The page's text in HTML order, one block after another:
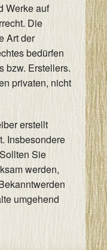
Werke auf
Die
Art der
bedürfen
bzw. Erstellers.
privaten, nicht
erstellt
Insbesondere
Sie
werden,
umgehend